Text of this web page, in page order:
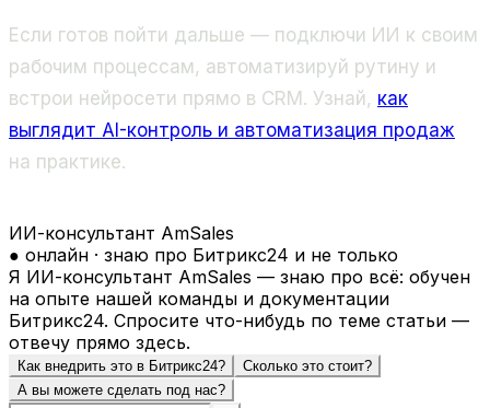
Если готов пойти дальше — подключи ИИ к своим
рабочим процессам, автоматизируй рутину и
встрои нейросети прямо в CRM. Узнай, как
выглядит AI-контроль и автоматизация продаж
на практике.
ИИ-консультант AmSales
● онлайн · знаю про Битрикс24 и не только
Я ИИ-консультант AmSales — знаю про всё: обучен
на опыте нашей команды и документации
Битрикс24. Спросите что-нибудь по теме статьи —
отвечу прямо здесь.
Как внедрить это в Битрикс24?
Сколько это стоит?
А вы можете сделать под нас?